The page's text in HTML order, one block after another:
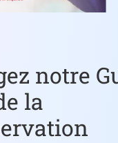
notre
la